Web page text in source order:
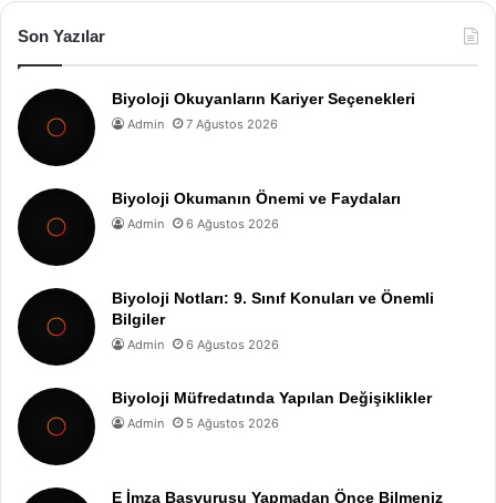
Son Yazılar
Biyoloji Okuyanların Kariyer Seçenekleri
Admin 7 Ağustos 2026
Biyoloji Okumanın Önemi ve Faydaları
Admin 6 Ağustos 2026
Biyoloji Notları: 9. Sınıf Konuları ve Önemli
Bilgiler
Admin 6 Ağustos 2026
Biyoloji Müfredatında Yapılan Değişiklikler
Admin 5 Ağustos 2026
E İmza Başvurusu Yapmadan Önce Bilmeniz